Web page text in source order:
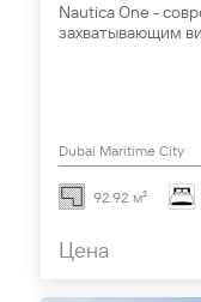
Nautica One -
захватывающим
Dubai Maritime City
92.92 м²
Цена